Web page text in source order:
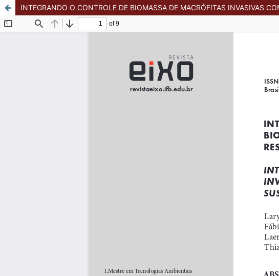
INTEGRANDO O CONTROLE DE BIOMASSA DE MACRÓFITAS INVASIVAS